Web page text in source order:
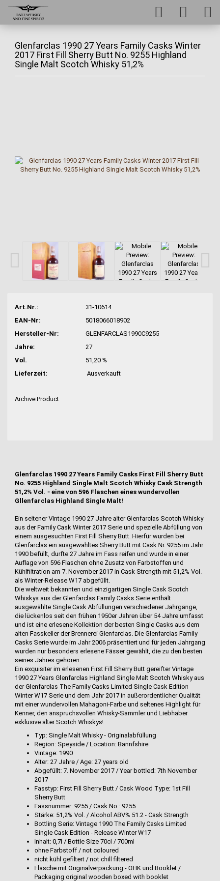
Glenfarclas 1990 27 Years Family Casks Winter
2017 First Fill Sherry Butt No. 9255 Highland
Single Malt Scotch Whisky 51,2%
Art.Nr.:
31-10614
EAN-Nr:
5018066018902
Hersteller-Nr:
GLENFARCLAS1990C9255
Jahre:
27
Vol.
51,20 %
Lieferzeit:
Ausverkauft
Archive Product
Glenfarclas 1990 27 Years Family Casks First Fill Sherry Butt
No. 9255 Highland Single Malt Scotch Whisky Cask Strength
51,2% Vol. - eine von 596 Flaschen eines wundervollen
Gllenfarclas Highland Single Malt!
Ein seltener Vintage 1990 27 Jahre alter Glenfarclas Scotch Whisky
aus der Family Cask Winter 2017 Serie und spezielle Abfüllung von
einem ausgesuchten First Fill Sherry Butt. Hierfür wurden bei
Glenfarclas ein ausgewähltes Sherry Butt mit Cask Nr. 9255 im Jahr
1990 befüllt, durfte 27 Jahre im Fass reifen und wurde in einer
Auflage von 596 Flaschen ohne Zusatz von Farbstoffen und
Kühlfiltration am 7. November 2017 in Cask Strength mit 51,2% Vol.
als Winter-Release W17 abgefüllt.
Die weltweit bekannten und einzigartigen Single Cask Scotch
Whiskys aus der Glenfarclas Family Casks Serie enthält
ausgewählte Single Cask Abfüllungen verschiedener Jahrgänge,
die lückenlos seit den frühen 1950er Jahren über 54 Jahre umfasst
und ist eine erlesene Kollektion der besten Single Casks aus dem
alten Fasskeller der Brennerei Glenfarclas. Die Glenfarclas Family
Casks Serie wurde im Jahr 2006 präsentiert und für jeden Jahrgang
wurden nur besonders erlesene Fässer gewählt, die zu den besten
seines Jahres gehören.
Ein exquisiter im erlesenen First Fill Sherry Butt gereifter Vintage
1990 27 Years Glenfarclas Highland Single Malt Scotch Whisky aus
der Glenfarclas The Family Casks Limited Single Cask Edition
Winter W17 Serie und dem Jahr 2017 in außerordentlicher Qualität
mit einer wundervollen Mahagoni-Farbe und seltenes Highlight für
Kenner, den anspruchsvollen Whisky-Sammler und Liebhaber
exklusive alter Scotch Whiskys!
Typ: Single Malt Whisky - Originalabfüllung
Region: Speyside / Location: Bannfshire
Vintage: 1990
Alter: 27 Jahre / Age: 27 years old
Abgefüllt: 7. November 2017 / Year bottled: 7th November
2017
Fasstyp: First Fill Sherry Butt / Cask Wood Type: 1st Fill
Sherry Butt
Fassnummer: 9255 / Cask No.: 9255
Stärke: 51,2% Vol. / Alcohol ABV% 51.2 - Cask Strength
Bottling Serie: Vintage 1990 The Family Casks Limited
Single Cask Edition - Release Winter W17
Inhalt: 0,7l / Bottle Size 70cl / 700ml
ohne Farbstoff / not coloured
nicht kühl gefiltert / not chill filtered
Flasche mit Originalverpackung - OHK und Booklet /
Packaging original wooden boxed with booklet